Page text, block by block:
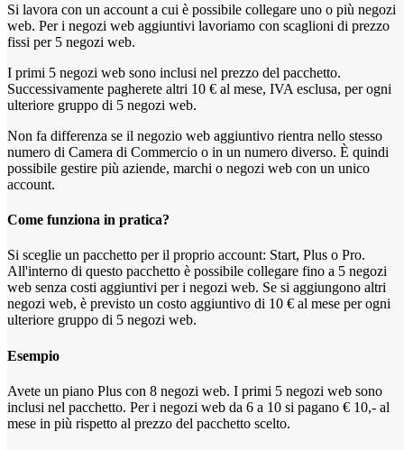
Si lavora con un account a cui è possibile collegare uno o più negozi
web. Per i negozi web aggiuntivi lavoriamo con scaglioni di prezzo
fissi per 5 negozi web.
I primi 5 negozi web sono inclusi nel prezzo del pacchetto.
Successivamente pagherete altri 10 € al mese, IVA esclusa, per ogni
ulteriore gruppo di 5 negozi web.
Non fa differenza se il negozio web aggiuntivo rientra nello stesso
numero di Camera di Commercio o in un numero diverso. È quindi
possibile gestire più aziende, marchi o negozi web con un unico
account.
Come funziona in pratica?
Si sceglie un pacchetto per il proprio account: Start, Plus o Pro.
All'interno di questo pacchetto è possibile collegare fino a 5 negozi
web senza costi aggiuntivi per i negozi web. Se si aggiungono altri
negozi web, è previsto un costo aggiuntivo di 10 € al mese per ogni
ulteriore gruppo di 5 negozi web.
Esempio
Avete un piano Plus con 8 negozi web. I primi 5 negozi web sono
inclusi nel pacchetto. Per i negozi web da 6 a 10 si pagano € 10,- al
mese in più rispetto al prezzo del pacchetto scelto.